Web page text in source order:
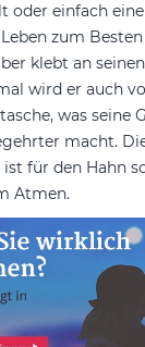
oder einfach
zum
klebt an
wird er auch
was seine
macht.
ist für den Hahn
Atmen.